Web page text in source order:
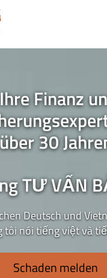
Finanz
über 30
TƯ VẤN
Deutsch und
tôi nói tiếng việt và
Schaden melden